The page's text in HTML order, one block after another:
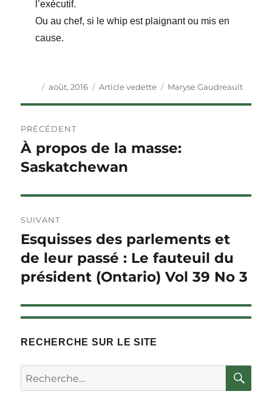
l’exécutif.
Ou au chef, si le whip est plaignant ou mis en
cause.
Auteur
Publié
août, 2016 Catégories
Article vedette Étiquettes
Maryse Gaudreault
de
l'article
PRÉCÉDENT
Article
précédent :
À propos de la masse:
Saskatchewan
SUIVANT
Article
Suivant :
Esquisses des parlements et
de leur passé : Le fauteuil du
président (Ontario) Vol 39 No 3
RECHERCHE SUR LE SITE
Rechercher :